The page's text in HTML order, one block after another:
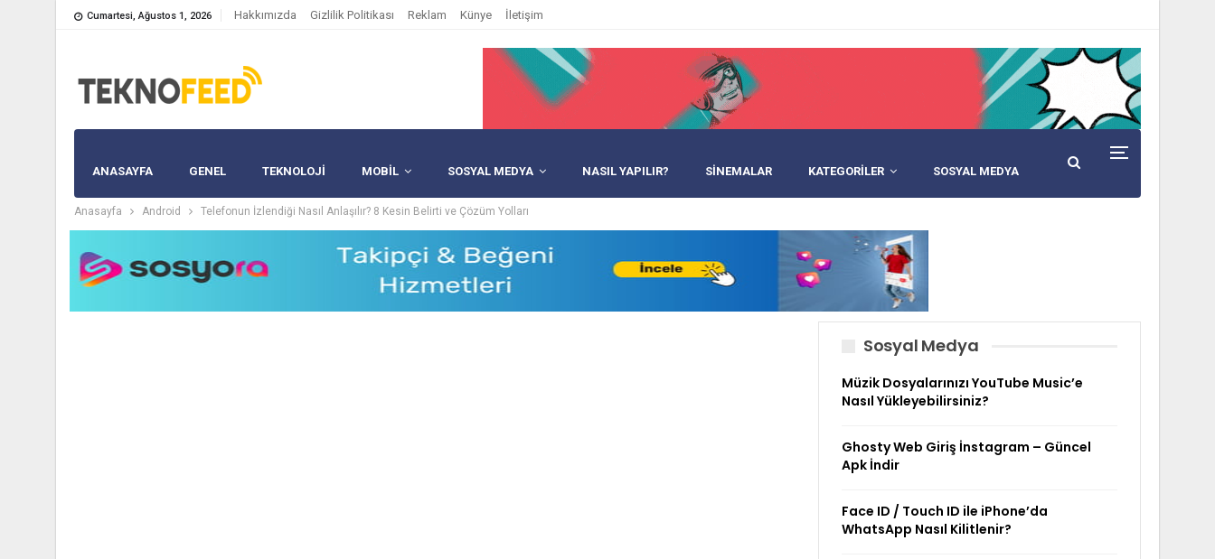
Cumartesi, Ağustos 1, 2026 Hakkımızda Gizlilik Politikası Reklam Künye İletişim
ANASAYFA GENEL TEKNOLOJİ MOBIL SOSYAL MEDYA NASIL YAPILIR? SINEMALAR KATEGORİLER SOSYAL MEDYA
Anasayfa Android Telefonun İzlendiği Nasıl Anlaşılır? 8 Kesin Belirti ve Çözüm Yolları
Sosyal Medya
Müzik Dosyalarınızı YouTube Music’e
Nasıl Yükleyebilirsiniz?
Ghosty Web Giriş İnstagram – Güncel
Apk İndir
Face ID / Touch ID ile iPhone’da
WhatsApp Nasıl Kilitlenir?